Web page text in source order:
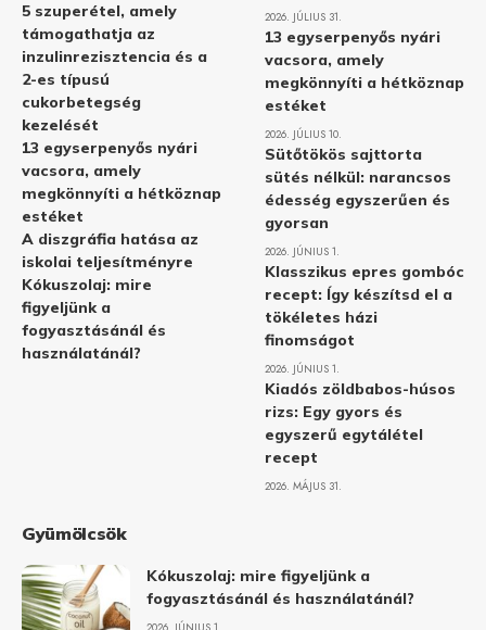
5 szuperétel, amely
támogathatja az
inzulinrezisztencia és a
2-es típusú
cukorbetegség
kezelését
13 egyserpenyős nyári
vacsora, amely
megkönnyíti a hétköznap
estéket
A diszgráfia hatása az
iskolai teljesítményre
Kókuszolaj: mire
figyeljünk a
fogyasztásánál és
használatánál?
2026. JÚLIUS 31.
13 egyserpenyős nyári
vacsora, amely
megkönnyíti a hétköznap
estéket
2026. JÚLIUS 10.
Sütőtökös sajttorta
sütés nélkül: narancsos
édesség egyszerűen és
gyorsan
2026. JÚNIUS 1.
Klasszikus epres gombóc
recept: Így készítsd el a
tökéletes házi
finomságot
2026. JÚNIUS 1.
Kiadós zöldbabos-húsos
rizs: Egy gyors és
egyszerű egytálétel
recept
2026. MÁJUS 31.
Gyümölcsök
Kókuszolaj: mire figyeljünk a
fogyasztásánál és használatánál?